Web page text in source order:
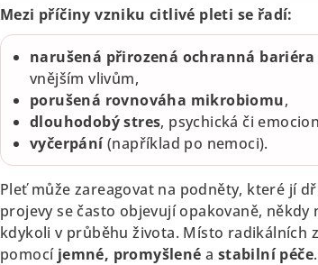
Mezi příčiny vzniku citlivé pleti se řadí:
narušená přirozená ochranná bariéra
vnějším vlivům,
porušená rovnováha mikrobiomu,
dlouhodobý stres, psychická či
vyčerpání(například po nemoci).
Pleť může zareagovat na podněty, které jí
projevy se často objevují opakovaně,
kdykoli v průběhu života. Místo radikálních
pomocí jemné, promyšlené a stabilní péče.